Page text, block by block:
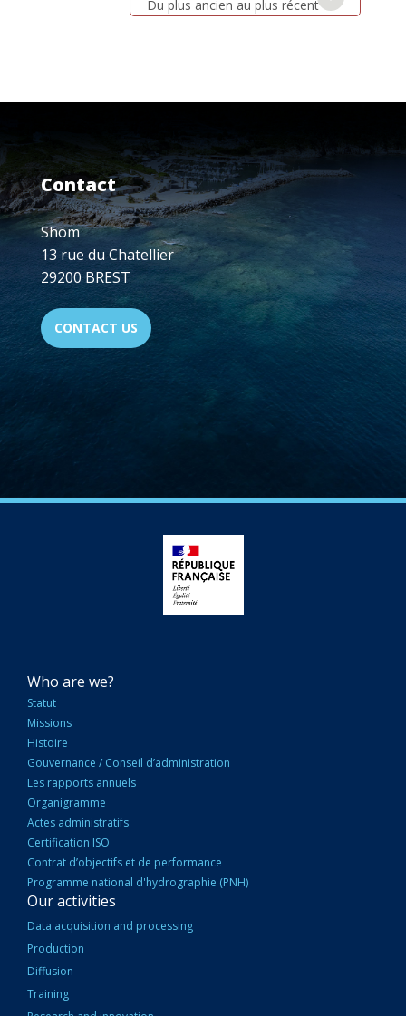
Du plus ancien au plus récent
Contact
Shom
13 rue du Chatellier
29200 BREST
CONTACT US
NAVIGATION
PRINCIPALE
Who are we?
Statut
Missions
Histoire
Gouvernance / Conseil d’administration
Les rapports annuels
Organigramme
Actes administratifs
Certification ISO
Contrat d’objectifs et de performance
Programme national d'hydrographie (PNH)
Our activities
Data acquisition and processing
Production
Diffusion
Training